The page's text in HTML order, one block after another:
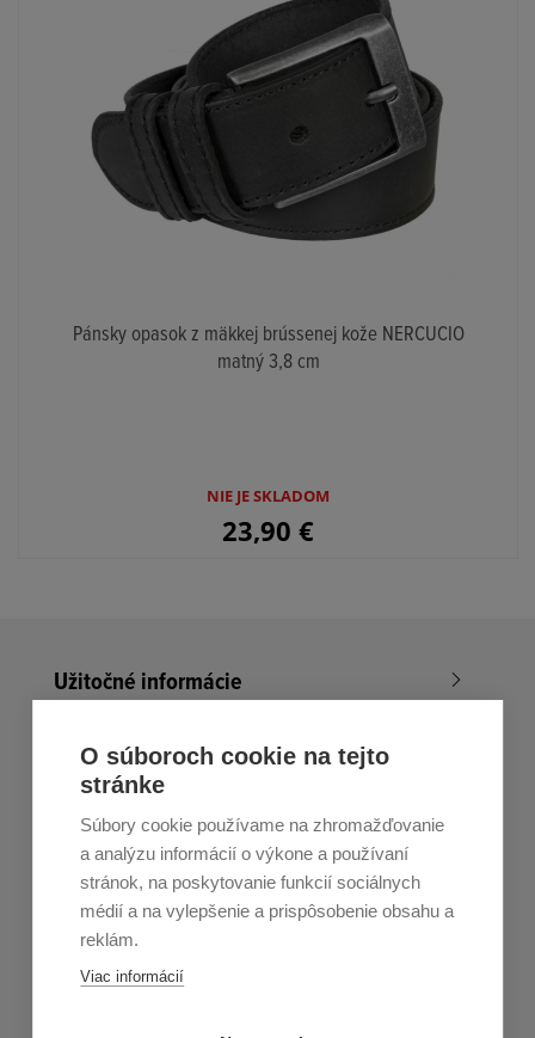
Pánsky opasok z mäkkej brússenej kože NERCUCIO
matný 3,8 cm
NIE JE SKLADOM
23,90 €
Užitočné informácie
Nákup v All4Men.sk
Zákaznícky servis
Prihláste sa k odberu noviniek
Prihlásiť
osoby staršie ako 16 rokov!
O súboroch cookie na tejto
stránke
Súbory cookie používame na zhromažďovanie
a analýzu informácií o výkone a používaní
stránok, na poskytovanie funkcií sociálnych
médií a na vylepšenie a prispôsobenie obsahu a
reklám.
Viac informácií